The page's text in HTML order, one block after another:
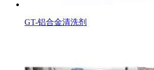
GT-铝合金清洗剂